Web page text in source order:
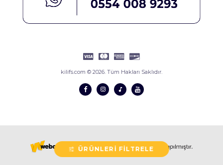
kilifs.com © 2026. Tüm Hakları Saklıdır.
ÜRÜNLERI FILTRELE